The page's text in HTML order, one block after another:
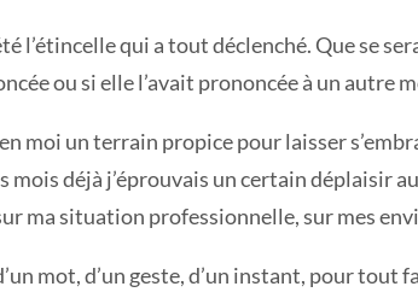
l’étincelle qui a tout déclenché. Que se
ou si elle l’avait prononcée à un autre
moi un terrain propice pour laisser
mois déjà j’éprouvais un certain déplaisir
ma situation professionnelle, sur mes
mot, d’un geste, d’un instant, pour tout